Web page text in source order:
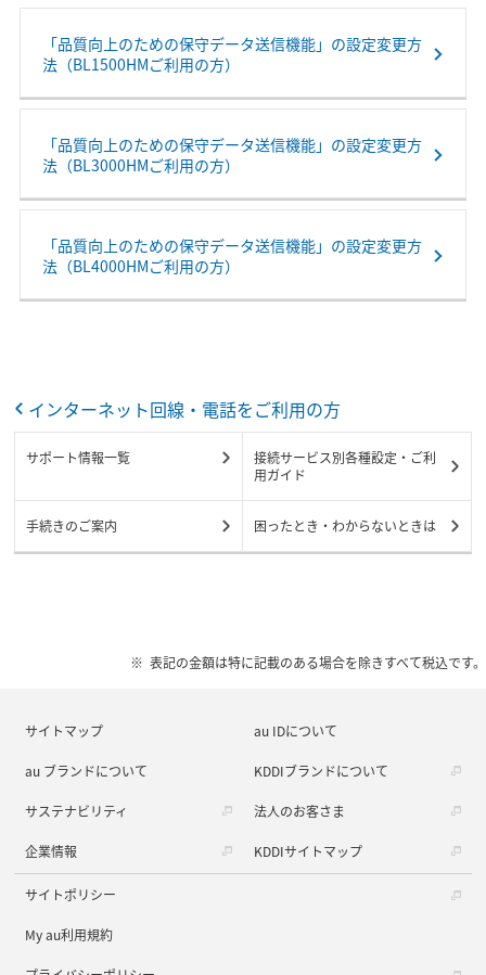
「品質向上のための保守データ送信機能」の設定変更方
法（BL1500HMご利用の方）
「品質向上のための保守データ送信機能」の設定変更方
法（BL3000HMご利用の方）
「品質向上のための保守データ送信機能」の設定変更方
法（BL4000HMご利用の方）
インターネット回線・電話をご利用の方
サポート情報一覧
接続サービス別各種設定・ご利
用ガイド
手続きのご案内 困ったとき・わからないときは
表記の金額は特に記載のある場合を除きすべて税込です。
サイトマップ au IDについて
au ブランドについて KDDIブランドについて
サステナビリティ 法人のお客さま
企業情報 KDDIサイトマップ
サイトポリシー
My au利用規約